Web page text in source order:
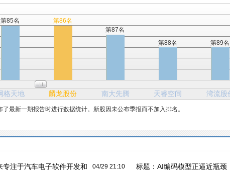
格天地 麟龙股份 南大先腾 天睿空间 湾流股
第85名
第86名
第87名
第88名
第89名
最新一期报告时进行数据统计。新股因未公布季报而不加入排名。
04/29 21:10
注于汽车电子软件开发和
标题： AI编码模型正逼近瓶颈